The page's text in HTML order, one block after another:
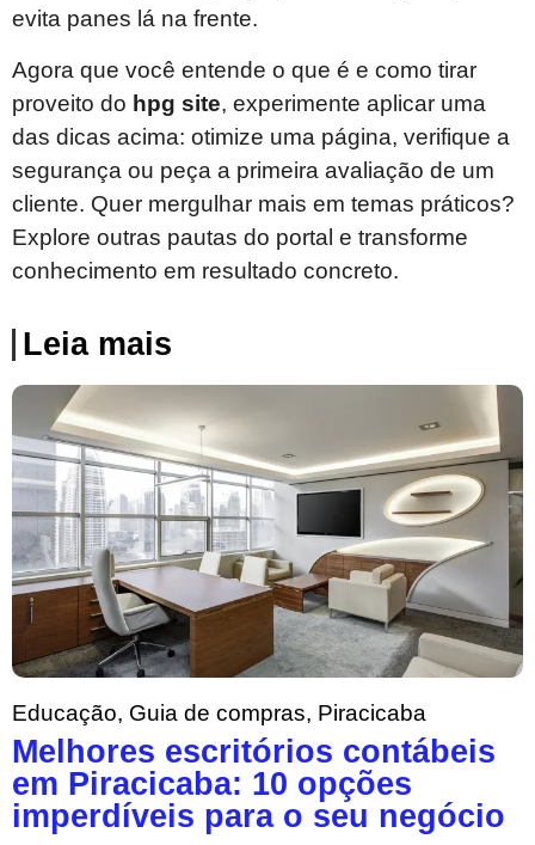
evita panes lá na frente.
Agora que você entende o que é e como tirar
proveito do hpg site, experimente aplicar uma
das dicas acima: otimize uma página, verifique a
segurança ou peça a primeira avaliação de um
cliente. Quer mergulhar mais em temas práticos?
Explore outras pautas do portal e transforme
conhecimento em resultado concreto.
Leia mais
Educação, Guia de compras, Piracicaba
Melhores escritórios contábeis
em Piracicaba: 10 opções
imperdíveis para o seu negócio